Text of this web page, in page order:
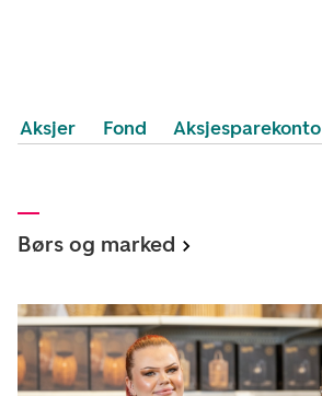
Aksjer Fond Aksjesparekonto
Børs og marked